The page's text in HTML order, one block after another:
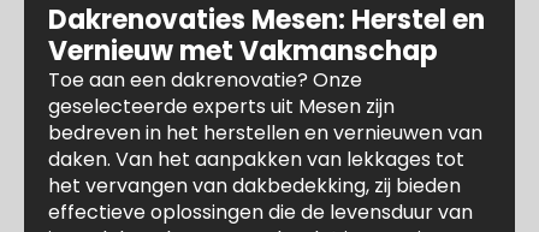
Dakrenovaties Mesen: Herstel en
Vernieuw met Vakmanschap
Toe aan een dakrenovatie? Onze
geselecteerde experts uit Mesen zijn
bedreven in het herstellen en vernieuwen van
daken. Van het aanpakken van lekkages tot
het vervangen van dakbedekking, zij bieden
effectieve oplossingen die de levensduur van